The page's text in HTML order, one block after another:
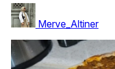
Merve_Altiner